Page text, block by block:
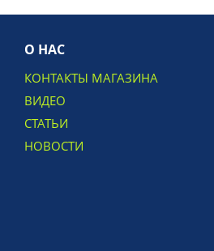
О НАС
КОНТАКТЫ МАГАЗИНА
ВИДЕО
СТАТЬИ
НОВОСТИ